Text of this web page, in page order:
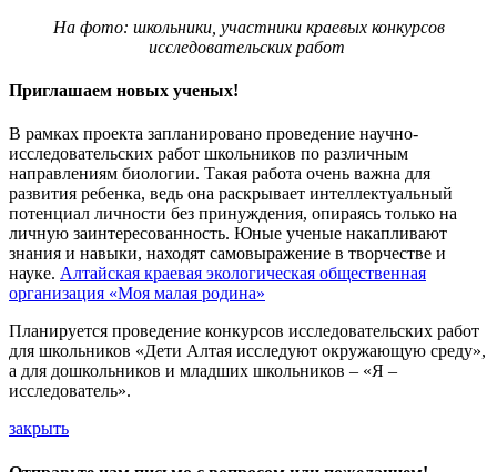
На фото: школьники, участники краевых конкурсов
исследовательских работ
Приглашаем новых ученых!
В рамках проекта запланировано проведение научно-
исследовательских работ школьников по различным
направлениям биологии. Такая работа очень важна для
развития ребенка, ведь она раскрывает интеллектуальный
потенциал личности без принуждения, опираясь только на
личную заинтересованность. Юные ученые накапливают
знания и навыки, находят самовыражение в творчестве и
науке. Алтайская краевая экологическая общественная
организация «Моя малая родина»​
Планируется проведение конкурсов исследовательских работ
для школьников «Дети Алтая исследуют окружающую среду»,
а для дошкольников и младших школьников – «Я –
исследователь».
закрыть